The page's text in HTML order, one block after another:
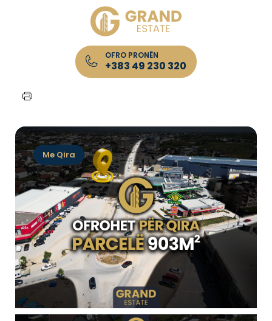
OFRO PRONËN
+383 49 230 320
Lista e Pronave/Parcelë 903m² për QIRA
Me Qira